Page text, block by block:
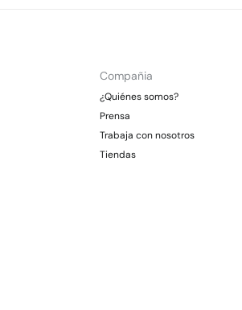
Compañia
¿Quiénes somos?
Prensa
Trabaja con nosotros
Tiendas